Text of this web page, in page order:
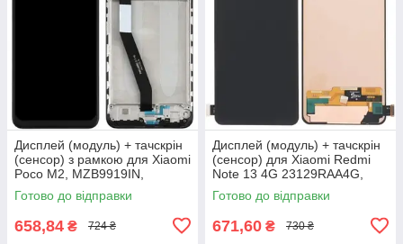
Дисплей (модуль) + тачскрін
(сенсор) з рамкою для Xiaomi
Poco M2, MZB9919IN,
M2004J19PI, In-Cell
Готово до відправки
658,84 ₴ 724 ₴
Дисплей (модуль) + тачскрін
(сенсор) для Xiaomi Redmi
Note 13 4G 23129RAA4G,
23124RA7EO, TFT
Готово до відправки
671,60 ₴ 730 ₴